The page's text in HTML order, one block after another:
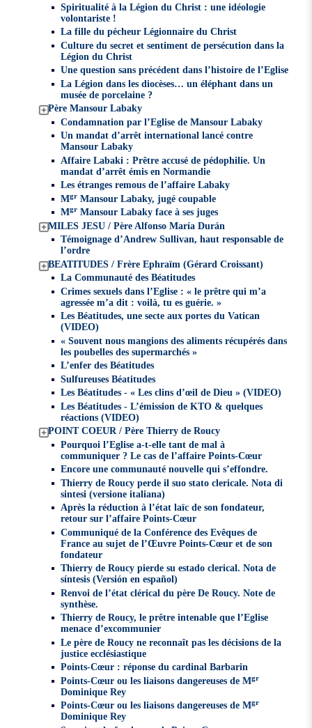
Spiritualité à la Légion du Christ : une idéologie
volontariste !
La fille du pécheur Légionnaire du Christ
Culture du secret et sentiment de persécution dans la
Légion du Christ
Une question sans précédent dans l’histoire de l’Eglise
La Légion dans les diocèses… un éléphant dans un
musée de porcelaine ?
Père Mansour Labaky
Condamnation par l’Eglise de Mansour Labaky
Un mandat d’arrêt international lancé contre
Mansour Labaky
Affaire Labaki : Prêtre accusé de pédophilie. Un
mandat d’arrêt émis en Normandie
Les étranges remous de l’affaire Labaky
MgrMansour Labaky, jugé coupable
MgrMansour Labaky face à ses juges
MILES JESU / Père Alfonso María Durán
Témoignage d’Andrew Sullivan, haut responsable de
l’ordre
BEATITUDES / Frère Ephraïm (Gérard Croissant)
La Communauté des Béatitudes
Crimes sexuels dans l’Eglise : « le prêtre qui m’a
agressée m’a dit : voilà, tu es guérie. »
Les Béatitudes, une secte aux portes du Vatican
(VIDEO)
« Souvent nous mangions des aliments récupérés dans
les poubelles des supermarchés »
L’enfer des Béatitudes
Sulfureuses Béatitudes
Les Béatitudes - « Les clins d’œil de Dieu » (VIDEO)
Les Béatitudes - L’émission de KTO & quelques
réactions (VIDEO)
POINT COEUR / Père Thierry de Roucy
Pourquoi l’Eglise a-t-elle tant de mal à
communiquer ? Le cas de l’affaire Points-Cœur
Encore une communauté nouvelle qui s’effondre.
Thierry de Roucy perde il suo stato clericale. Nota di
sintesi (versione italiana)
Après la réduction à l’état laïc de son fondateur,
retour sur l’affaire Points-Cœur
Communiqué de la Conférence des Evêques de
France au sujet de l’Œuvre Points-Cœur et de son
fondateur
Thierry de Roucy pierde su estado clerical. Nota de
síntesis (Versión en español)
Renvoi de l’état clérical du père De Roucy. Note de
synthèse.
Thierry de Roucy, le prêtre intenable que l’Eglise
menace d’excommunier
Le père de Roucy ne reconnaît pas les décisions de la
justice ecclésiastique
Points-Cœur : réponse du cardinal Barbarin
Points-Cœur ou les liaisons dangereuses de Mgr
Dominique Rey
Points-Cœur ou les liaisons dangereuses de Mgr
Dominique Rey